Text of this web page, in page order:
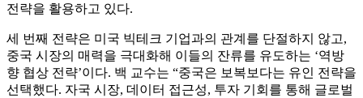
전략을 활용하고 있다.
세 번째 전략은 미국 빅테크 기업과의 관계를 단절하지 않고,
중국 시장의 매력을 극대화해 이들의 잔류를 유도하는 ‘역방
향 협상 전략’이다. 백 교수는 “중국은 보복보다는 유인 전략을
선택했다. 자국 시장, 데이터 접근성, 투자 기회를 통해 글로벌